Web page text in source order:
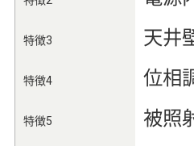
特徴3 天井
特徴4 位相
特徴5 被照